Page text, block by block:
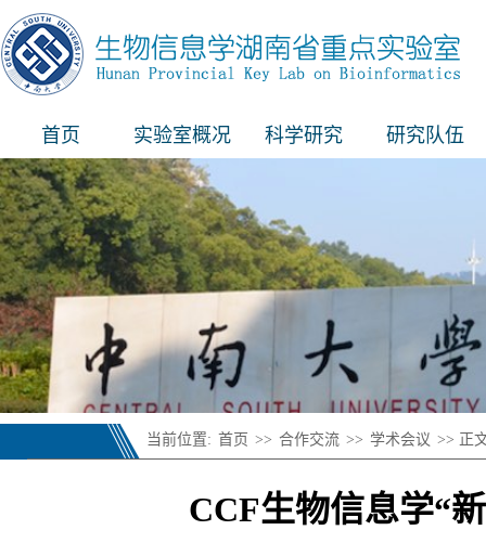
首页 实验室概况 科学研究 研究队伍
当前位置: 首页 >> 合作交流 >> 学术会议 >> 正
CCF生物信息学“